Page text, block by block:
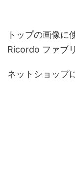
トップの画像に
Ricordo ファブ
ネットショップ